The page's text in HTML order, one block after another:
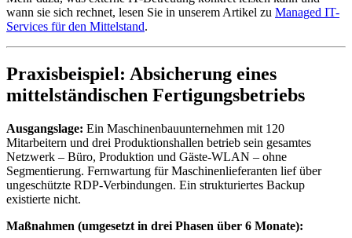
wann sie sich rechnet, lesen Sie in unserem Artikel zu Managed IT-
Services für den Mittelstand.
Praxisbeispiel: Absicherung eines
mittelständischen Fertigungsbetriebs
Ausgangslage: Ein Maschinenbauunternehmen mit 120
Mitarbeitern und drei Produktionshallen betrieb sein gesamtes
Netzwerk – Büro, Produktion und Gäste-WLAN – ohne
Segmentierung. Fernwartung für Maschinenlieferanten lief über
ungeschützte RDP-Verbindungen. Ein strukturiertes Backup
existierte nicht.
Maßnahmen (umgesetzt in drei Phasen über 6 Monate):